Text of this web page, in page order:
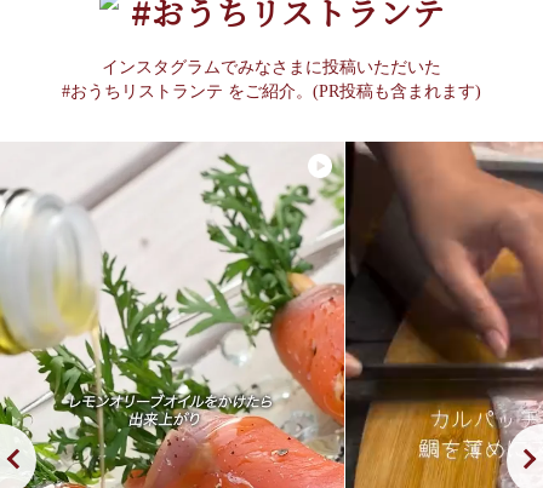
#おうちリストランテ
インスタグラムでみなさまに投稿いただいた
#おうちリストランテ をご紹介。(PR投稿も含まれます)